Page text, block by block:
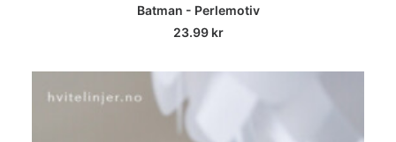
LEGG I HANDLEKURV
Batman - Perlemotiv
23.99 kr